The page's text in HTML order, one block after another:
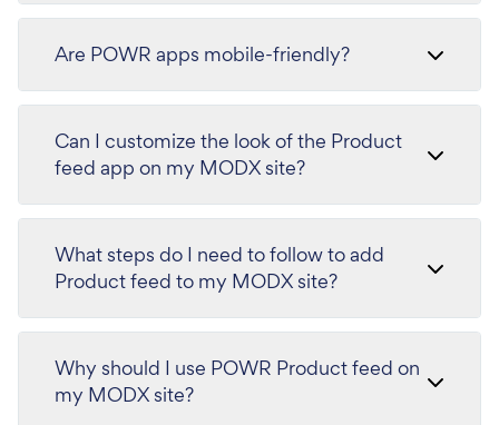
Are POWR apps mobile-friendly?
Can I customize the look of the Product
feed app on my MODX site?
What steps do I need to follow to add
Product feed to my MODX site?
Why should I use POWR Product feed on
my MODX site?